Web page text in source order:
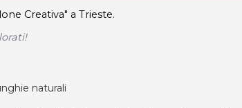
Creativa" a Trieste.
naturali